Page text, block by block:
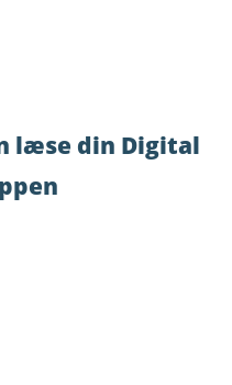
læse din Digital